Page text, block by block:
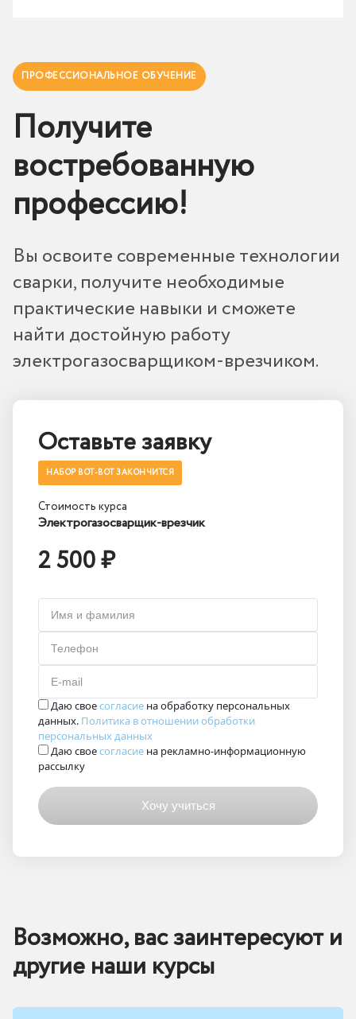
ПРОФЕССИОНАЛЬНОЕ ОБУЧЕНИЕ
Получите
востребованную
профессию!
Вы освоите современные технологии
сварки, получите необходимые
практические навыки и сможете
найти достойную работу
электрогазосварщиком-врезчиком.
Оставьте заявку
НАБОР ВОТ-ВОТ ЗАКОНЧИТСЯ
Стоимость курса
Электрогазосварщик-врезчик
2 500 ₽
Имя и фамилия
Телефон
E-mail
Даю своесогласие на обработку персональных
данных. Политика в отношении обработки
персональных данных
Даю своесогласие на рекламно-информационную
рассылку
Возможно, вас заинтересуют и
другие наши курсы